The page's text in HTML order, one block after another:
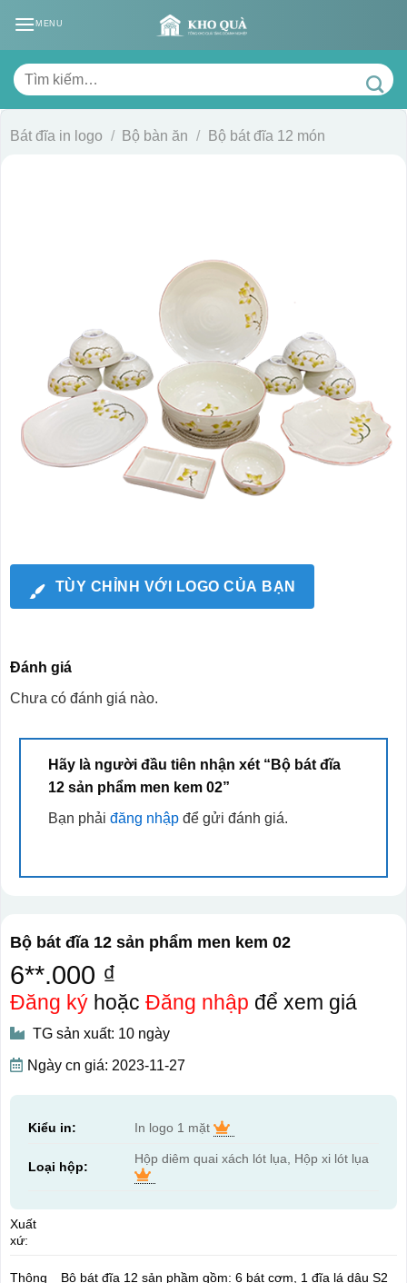
MENU
Tìm
kiếm:
Bát đĩa in logo / Bộ bàn ăn / Bộ bát đĩa 12 món
TÙY CHỈNH VỚI LOGO CỦA BẠN
Đánh giá
Chưa có đánh giá nào.
Hãy là người đầu tiên nhận xét “Bộ bát đĩa
12 sản phẩm men kem 02”
Bạn phải đăng nhậpđể gửi đánh giá.
Bộ bát đĩa 12 sản phẩm men kem 02
6**.000 ₫
Đăng kýhoặc Đăng nhập để xem giá
TG sản xuất: 10 ngày
Ngày cn giá: 2023-11-27
Kiểu in: In logo 1 mặt
Loại hộp:
Hộp diêm quai xách lót lụa, Hộp xi lót lụa
Xuất
xứ:
Thông
Bộ bát đĩa 12 sản phầm gồm: 6 bát cơm, 1 đĩa lá dâu S2